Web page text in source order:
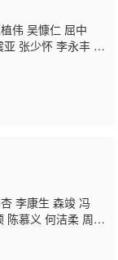
伟 吴慷仁 屈中
张少怀 李永丰 李
李康生 森竣 冯
陈慕义 何洁柔 周孝
琼姿 沈孟生 郭晋